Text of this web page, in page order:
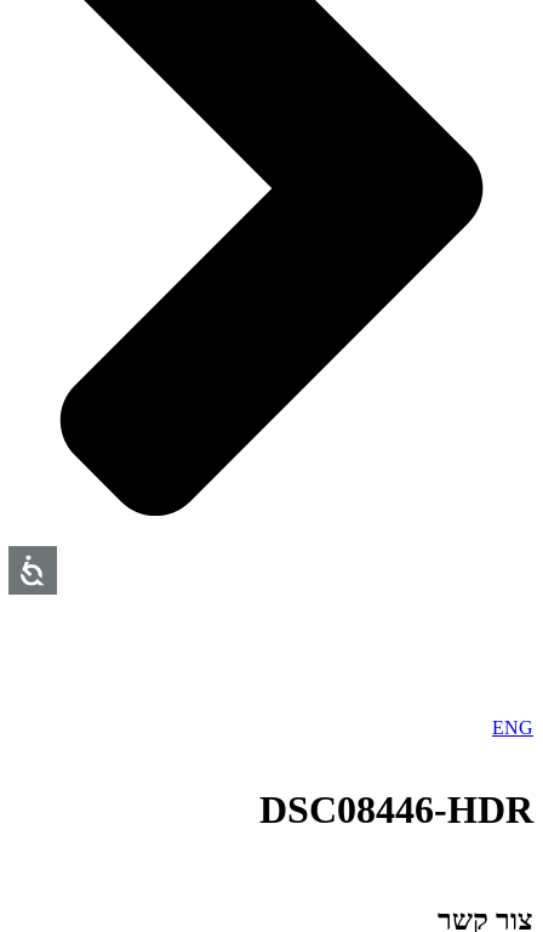
ENG
DSC08446-HDR
צור קשר